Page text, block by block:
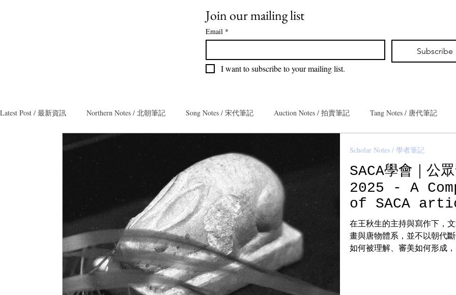
Join our mailing list
Email *
Subscribe
I want to subscribe to your mailing list.
Latest Post / 最新資訊 Northern Notes / 北朝筆記 Song Notes / 宋代筆記 Auction Notes / 拍賣筆記 Tang Notes / 唐代筆記
Teamaster Notes / 茶人筆記 Teacaddy Notes / 茶入筆記 Guardian Notes / 嘉德筆記
Exhibition Notes / 展覽筆記 Bronze Notes / 青銅筆記 Han Notes / 漢代筆記 Ming Notes / 明代筆
Sui Notes / 隋代筆記 Yongle Notes / 永樂筆記 Lacquer Notes / 大漆筆記 Fake Notes / 贗品筆記 Qing Notes / 清代筆記
Yuan Notes / 元代筆記 Rocks Notes / 賞石筆記 Painting Notes / 書畫筆記
SACA學會｜公
2025 - A
of SACA
在王秋生的主持與寫作下，
畫與唐物體系，並不以朝代
如何被理解、審美如何形成
Scholar Notes / 學者筆記